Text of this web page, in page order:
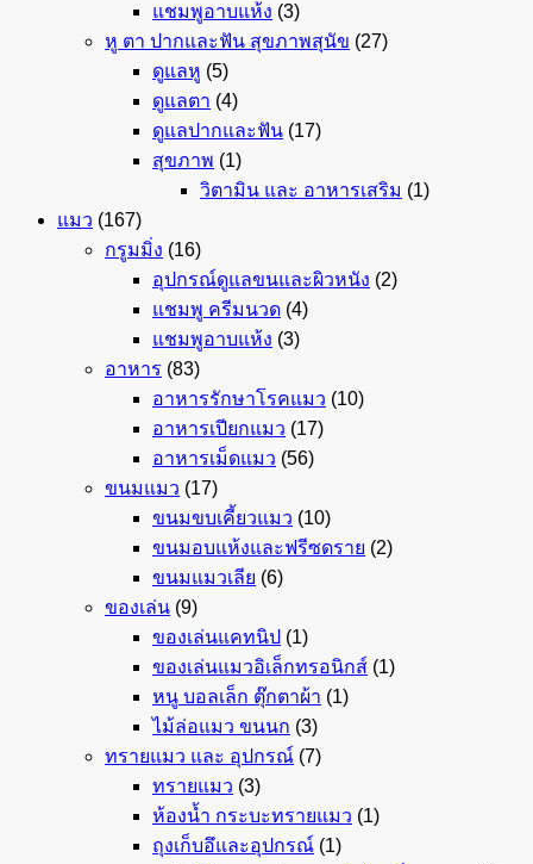
แชมพูอาบแห้ง (3)
หู ตา ปากและฟัน สุขภาพสุนัข (27)
ดูแลหู (5)
ดูแลตา (4)
ดูแลปากและฟัน (17)
สุขภาพ (1)
วิตามิน และ อาหารเสริม (1)
แมว (167)
กรูมมิ่ง (16)
อุปกรณ์ดูแลขนและผิวหนัง (2)
แชมพู ครีมนวด (4)
แชมพูอาบแห้ง (3)
อาหาร (83)
อาหารรักษาโรคแมว (10)
อาหารเปียกแมว (17)
อาหารเม็ดแมว (56)
ขนมแมว (17)
ขนมขบเคี้ยวแมว (10)
ขนมอบแห้งและฟรีซดราย (2)
ขนมแมวเลีย (6)
ของเล่น (9)
ของเล่นแคทนิป (1)
ของเล่นแมวอิเล็กทรอนิกส์ (1)
หนู บอลเล็ก ตุ๊กตาผ้า (1)
ไม้ล่อแมว ขนนก (3)
ทรายแมว และ อุปกรณ์ (7)
ทรายแมว (3)
ห้องน้ำ กระบะทรายแมว (1)
ถุงเก็บอึและอุปกรณ์ (1)